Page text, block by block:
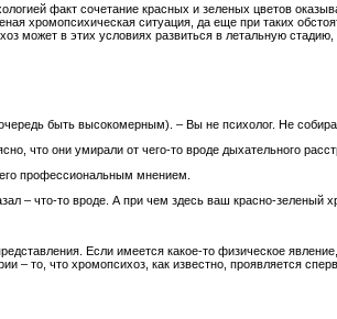
факт сочетание красных и зеленых цветов
хромопсихическая ситуация, да еще при таких
может в этих условиях развиться в летальную
быть высокомерным). – Вы не психолог. Не
что они умирали от чего-то вроде дыхательного
профессиональным мнением.
– что-то вроде. А при чем здесь ваш красно-зеленый
Если имеется какое-то физическое
– то, что хромопсихоз, как известно, проявляется